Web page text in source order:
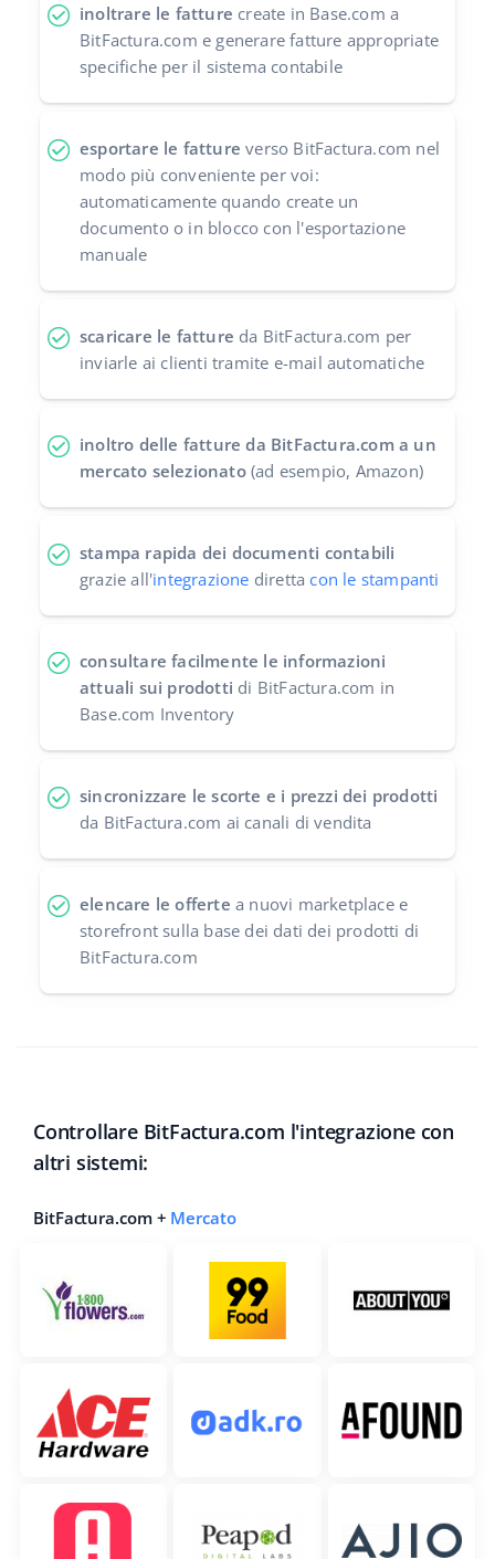
中文
inoltrare le fatture create in Base.com a
BitFactura.com e generare fatture appropriate
specifiche per il sistema contabile
esportare le fatture verso BitFactura.com nel
modo più conveniente per voi:
automaticamente quando create un
documento o in blocco con l'esportazione
manuale
scaricare le fatture da BitFactura.com per
inviarle ai clienti tramite e-mail automatiche
inoltro delle fatture da BitFactura.com a un
mercato selezionato(ad esempio, Amazon)
stampa rapida dei documenti contabili
grazie all'integrazione direttacon le stampanti
consultare facilmente le informazioni
attuali sui prodotti di BitFactura.com in
Base.com Inventory
sincronizzare le scorte e i prezzi dei prodotti
da BitFactura.com ai canali di vendita
elencare le offerte a nuovi marketplace e
storefront sulla base dei dati dei prodotti di
BitFactura.com
Controllare BitFactura.com l'integrazione con
altri sistemi:
BitFactura.com + Mercato